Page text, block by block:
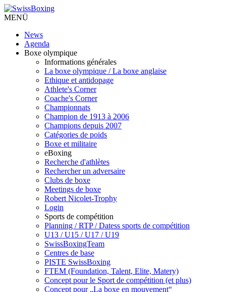
MENÜ
News
Agenda
Boxe olympique
Informations générales
La boxe olympique / La boxe anglaise
Ethique et antidopage
Athlete's Corner
Coache's Corner
Championnats
Champion de 1913 à 2006
Champions depuis 2007
Catégories de poids
Boxe et militaire
eBoxing
Recherche d'athlètes
Rechercher un adversaire
Clubs de boxe
Meetings de boxe
Robert Nicolet-Trophy
Login
Sports de compétition
Planning / RTP / Datess sports de compétition
U13 / U15 / U17 / U19
SwissBoxingTeam
Centres de base
PISTE SwissBoxing
FTEM (Foundation, Talent, Elite, Matery)
Concept pour le Sport de compétition (et plus)
Concept pour „La boxe en mouvement“